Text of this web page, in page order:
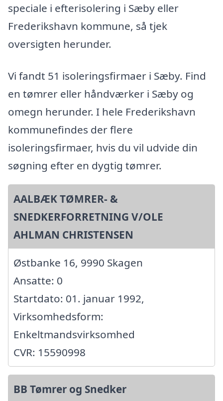
speciale i efterisolering i Sæby eller
Frederikshavn kommune, så tjek
oversigten herunder.
Vi fandt 51 isoleringsfirmaer i Sæby. Find
en tømrer eller håndværker i Sæby og
omegn herunder. I hele Frederikshavn
kommunefindes der flere
isoleringsfirmaer, hvis du vil udvide din
søgning efter en dygtig tømrer.
AALBÆK TØMRER- &
SNEDKERFORRETNING V/OLE
AHLMAN CHRISTENSEN
Østbanke 16, 9990 Skagen
Ansatte: 0
Startdato: 01. januar 1992,
Virksomhedsform:
Enkeltmandsvirksomhed
CVR: 15590998
BB Tømrer og Snedker